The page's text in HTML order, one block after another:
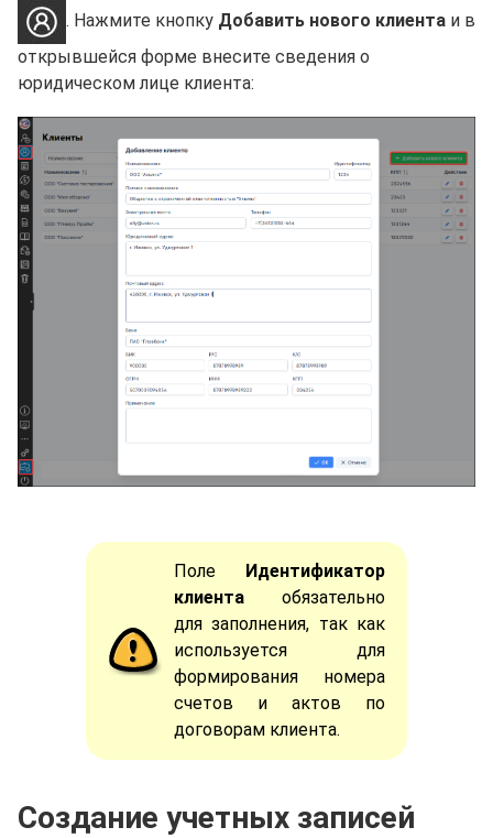
. Нажмите кнопку Добавить нового клиента и в
открывшейся форме внесите сведения о
юридическом лице клиента:
Поле
Идентификатор
клиента обязательно
для заполнения, так как
используется для
формирования номера
счетов и актов по
договорам клиента.
Создание учетных записей